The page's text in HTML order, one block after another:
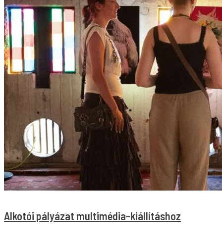
Alkotói pályázat multimédia-kiállításhoz